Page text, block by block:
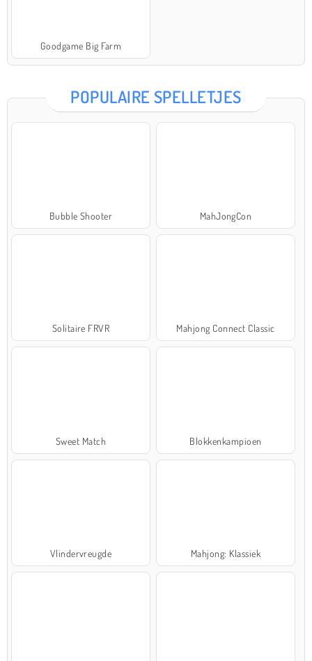
Goodgame Big Farm
POPULAIRE SPELLETJES
Bubble Shooter MahJongCon
Solitaire FRVR Mahjong Connect Classic
Sweet Match Blokkenkampioen
Vlindervreugde Mahjong: Klassiek